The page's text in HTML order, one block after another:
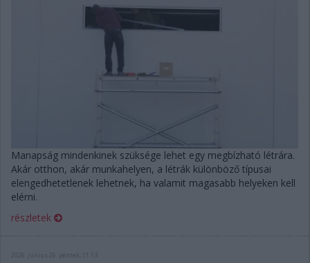
Manapság mindenkinek szüksége lehet egy megbízható létrára.
Akár otthon, akár munkahelyen, a létrák különböző típusai
elengedhetetlenek lehetnek, ha valamit magasabb helyeken kell
elérni.
részletek
2026. június 26. péntek, 11:13